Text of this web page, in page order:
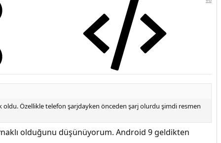
oldu. Özellikle telefon şarjdayken önceden şarj olurdu şimdi resmen
olduğunu düşünüyorum. Android 9 geldikten